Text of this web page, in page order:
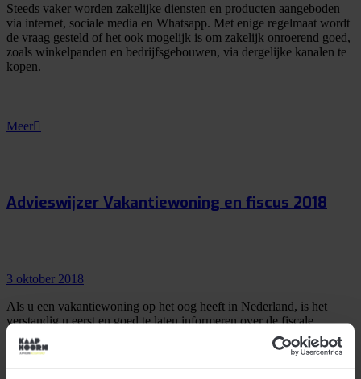
Steeds vaker worden zakelijke diensten en producten aangeboden
via internet, sociale media en Whatsapp. Met enige regelmaat wordt
de vraag gesteld of het ook mogelijk is om zakelijk onroerend goed,
zoals winkelpanden en bedrijfsgebouwen, via dergelijke kanalen te
kopen.
Meer
Advieswijzer Vakantiewoning en fiscus 2018
3 oktober 2018
Als u een vakantiewoning op het oog heeft in Nederland, is het
verstandig u eerst en goed te laten informeren over de fiscale
gevolgen die aan de aankoop en het gebruik van de vakantiewoning
verbonden zijn.